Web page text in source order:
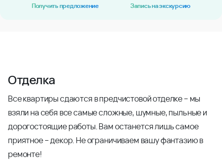
Получить предложение Запись на экскурсию
Отделка
Все квартиры сдаются в предчистовой отделке – мы
взяли на себя все самые сложные, шумные, пыльные и
дорогостоящие работы. Вам останется лишь самое
приятное – декор. Не ограничиваем вашу фантазию в
ремонте!